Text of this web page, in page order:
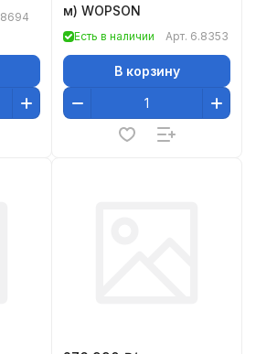
8694
м) WOPSON
Есть в наличии Арт. 6.8353
В корзину